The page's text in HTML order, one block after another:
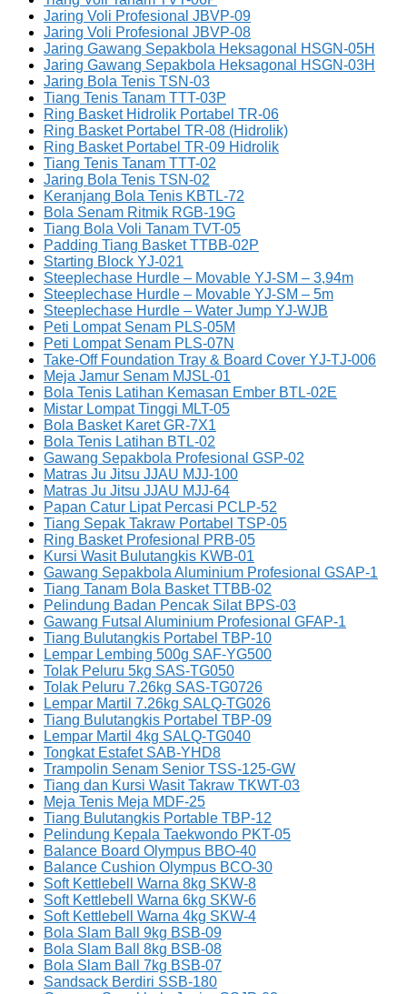
Jaring Voli Profesional JBVP-09
Jaring Voli Profesional JBVP-08
Jaring Gawang Sepakbola Heksagonal HSGN-05H
Jaring Gawang Sepakbola Heksagonal HSGN-03H
Jaring Bola Tenis TSN-03
Tiang Tenis Tanam TTT-03P
Ring Basket Hidrolik Portabel TR-06
Ring Basket Portabel TR-08 (Hidrolik)
Ring Basket Portabel TR-09 Hidrolik
Tiang Tenis Tanam TTT-02
Jaring Bola Tenis TSN-02
Keranjang Bola Tenis KBTL-72
Bola Senam Ritmik RGB-19G
Tiang Bola Voli Tanam TVT-05
Padding Tiang Basket TTBB-02P
Starting Block YJ-021
Steeplechase Hurdle – Movable YJ-SM – 3,94m
Steeplechase Hurdle – Movable YJ-SM – 5m
Steeplechase Hurdle – Water Jump YJ-WJB
Peti Lompat Senam PLS-05M
Peti Lompat Senam PLS-07N
Take-Off Foundation Tray & Board Cover YJ-TJ-006
Meja Jamur Senam MJSL-01
Bola Tenis Latihan Kemasan Ember BTL-02E
Mistar Lompat Tinggi MLT-05
Bola Basket Karet GR-7X1
Bola Tenis Latihan BTL-02
Gawang Sepakbola Profesional GSP-02
Matras Ju Jitsu JJAU MJJ-100
Matras Ju Jitsu JJAU MJJ-64
Papan Catur Lipat Percasi PCLP-52
Tiang Sepak Takraw Portabel TSP-05
Ring Basket Profesional PRB-05
Kursi Wasit Bulutangkis KWB-01
Gawang Sepakbola Aluminium Profesional GSAP-1
Tiang Tanam Bola Basket TTBB-02
Pelindung Badan Pencak Silat BPS-03
Gawang Futsal Aluminium Profesional GFAP-1
Tiang Bulutangkis Portabel TBP-10
Lempar Lembing 500g SAF-YG500
Tolak Peluru 5kg SAS-TG050
Tolak Peluru 7.26kg SAS-TG0726
Lempar Martil 7.26kg SALQ-TG026
Tiang Bulutangkis Portabel TBP-09
Lempar Martil 4kg SALQ-TG040
Tongkat Estafet SAB-YHD8
Trampolin Senam Senior TSS-125-GW
Tiang dan Kursi Wasit Takraw TKWT-03
Meja Tenis Meja MDF-25
Tiang Bulutangkis Portable TBP-12
Pelindung Kepala Taekwondo PKT-05
Balance Board Olympus BBO-40
Balance Cushion Olympus BCO-30
Soft Kettlebell Warna 8kg SKW-8
Soft Kettlebell Warna 6kg SKW-6
Soft Kettlebell Warna 4kg SKW-4
Bola Slam Ball 9kg BSB-09
Bola Slam Ball 8kg BSB-08
Bola Slam Ball 7kg BSB-07
Sandsack Berdiri SSB-180